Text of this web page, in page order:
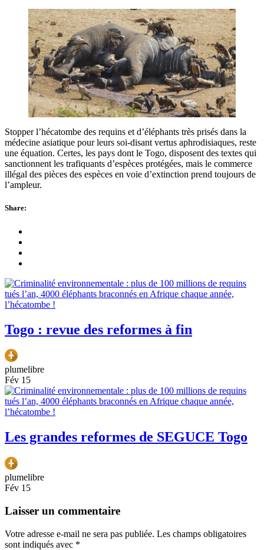
Stopper l’hécatombe des requins et d’éléphants très prisés dans la
médecine asiatique pour leurs soi-disant vertus aphrodisiaques, reste
une équation. Certes, les pays dont le Togo, disposent des textes qui
sanctionnent les trafiquants d’espèces protégées, mais le commerce
illégal des pièces des espèces en voie d’extinction prend toujours de
l’ampleur.
Share:
Togo : revue des reformes à fin
plumelibre
Fév 15
Les grandes reformes de SEGUCE Togo
plumelibre
Fév 15
Laisser un commentaire
Votre adresse e-mail ne sera pas publiée. Les champs obligatoires
sont indiqués avec *